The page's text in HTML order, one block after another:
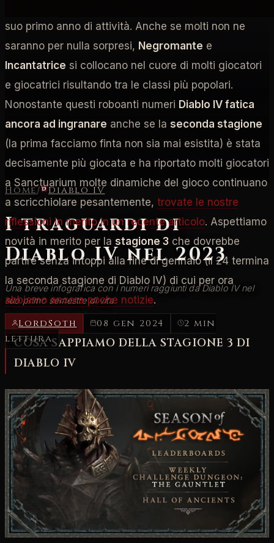
Home/ Diablo IV
I traguardi di
Diablo IV nel 2023
Una breve infografica con i numeri raggiunti da Diablo IV nel
suo primo semestre di vita
LordSoth 08 gen 2024
2 min
lettura
suo primo anno di attività. Anche se molti non ne
saranno per nulla sorpresi, Negromante e
Incantatrice si collocano nel cuore di molti giocatori
e giocatrici risultando tra le classi più popolari.
Nonostante questi roboanti numeri Diablo IV fatica
ancora ad ingranare anche se la seconda stagione
(la prima facciamo finta non sia mai esistita) è stata
decisamente più giocata e ha riportato molti giocatori
a Sanctuarium molte dinamiche del gioco continuano
a scricchiolare pesantemente, trovate le nostre
riflessioni in merito in un recente articolo. Aspettiamo
novità in merito per la stagione 3 che dovrebbe
partire senza intoppi alla fine di gennaio (il 24 termina
la seconda stagione di Diablo IV) di cui per ora
abbiamo ancora poche notizie.
COSA SAPPIAMO DELLA STAGIONE 3 DI
DIABLO IV